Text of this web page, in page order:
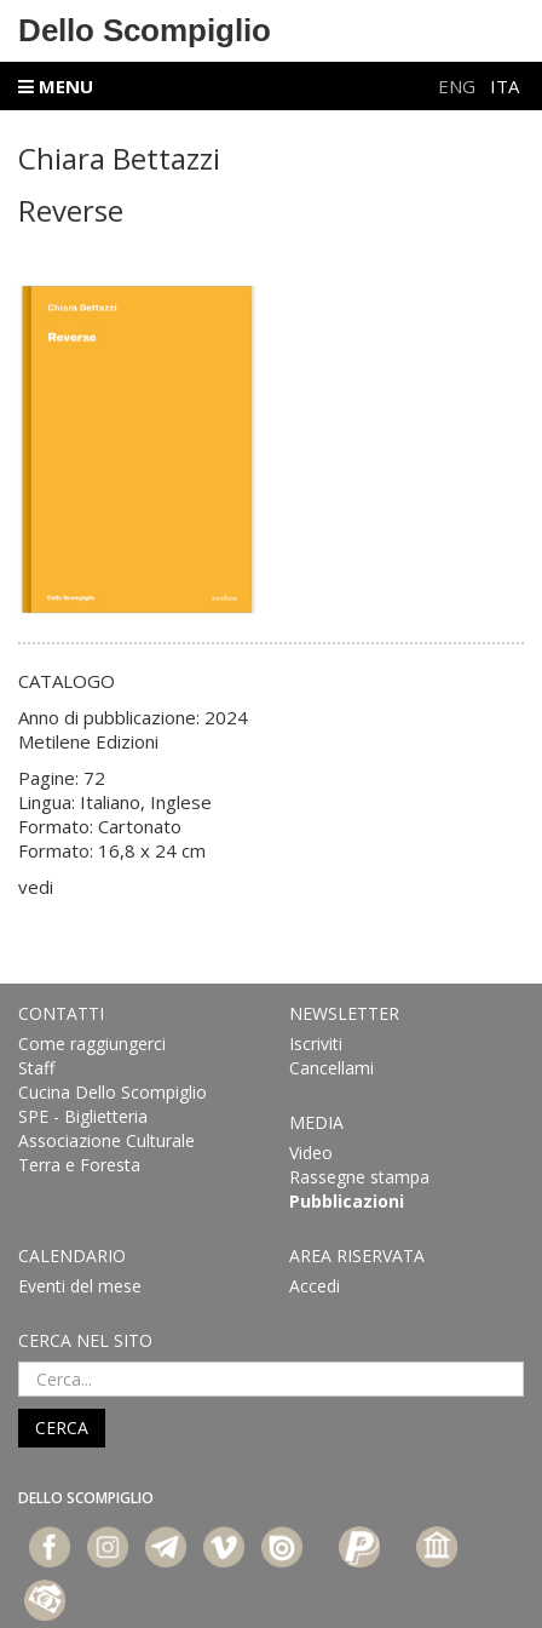
Dello Scompiglio
MENU ENG ITA
Chiara Bettazzi
Reverse
CATALOGO
Anno di pubblicazione: 2024
Metilene Edizioni
Pagine: 72
Lingua: Italiano, Inglese
Formato: Cartonato
Formato: 16,8 x 24 cm
vedi
CONTATTI
Come raggiungerci
Staff
Cucina Dello Scompiglio
SPE - Biglietteria
Associazione Culturale
Terra e Foresta
NEWSLETTER
Iscriviti
Cancellami
MEDIA
Video
Rassegne stampa
Pubblicazioni
CALENDARIO
Eventi del mese
AREA RISERVATA
Accedi
CERCA NEL SITO
CERCA
DELLO SCOMPIGLIO